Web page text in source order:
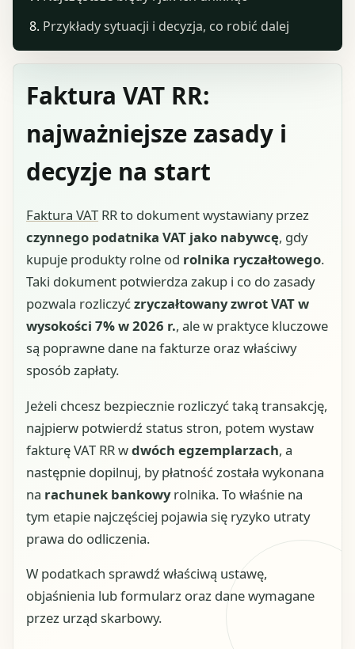
Faktura VAT RR:
najważniejsze zasady i
decyzje na start
Faktura VAT RR to dokument wystawiany przez
czynnego podatnika VAT jako nabywcę, gdy
kupuje produkty rolne od rolnika ryczałtowego.
Taki dokument potwierdza zakup i co do zasady
pozwala rozliczyćzryczałtowany zwrot VAT w
wysokości 7% w 2026 r., ale w praktyce kluczowe
są poprawne dane na fakturze oraz właściwy
sposób zapłaty.
Jeżeli chcesz bezpiecznie rozliczyć taką transakcję,
najpierw potwierdź status stron, potem wystaw
fakturę VAT RR wdwóch egzemplarzach, a
następnie dopilnuj, by płatność została wykonana
na rachunek bankowyrolnika. To właśnie na
tym etapie najczęściej pojawia się ryzyko utraty
prawa do odliczenia.
W podatkach sprawdź właściwą ustawę,
objaśnienia lub formularz oraz dane wymagane
przez urząd skarbowy.
Przykłady sytuacji i decyzja, co robić dalej